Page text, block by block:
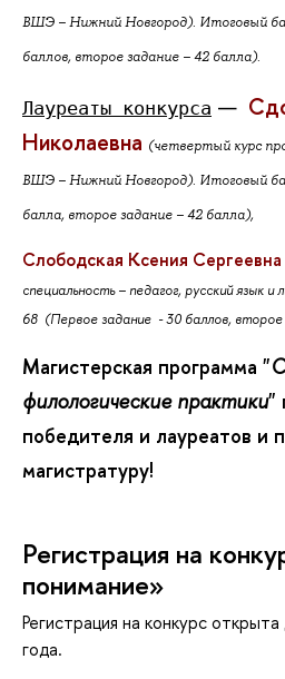
ШЭ – Нижний Новгород). Итоговый
аллов, второе задание – 42 балла).
Лауреаты конкурса —
Николаевна (четвертый курс
ШЭ – Нижний Новгород). Итоговый
алла, второе задание – 42 балла),
Слободская Ксения Сергеевна
специальность – педагог, русский язык
68 (Первое задание - 30 баллов, второе
Магистерская программа "
филологические практики"
победителя и лауреатов
магистратуру!
Регистрация на
понимание»
Регистрация на конкурс
ода.